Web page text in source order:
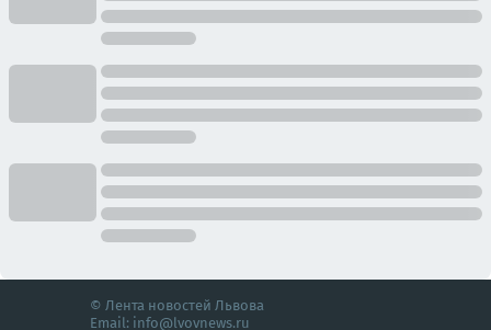
© Лента новостей Львова
Email: info@lvovnews.ru